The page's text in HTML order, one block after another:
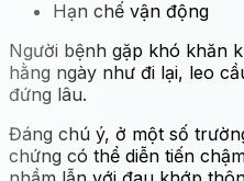
Hạn chế vận động
Người bệnh gặp khó khăn
hằng ngày như đi lại, leo
đứng lâu.
Đáng chú ý, ở một số
chứng có thể diễn tiến